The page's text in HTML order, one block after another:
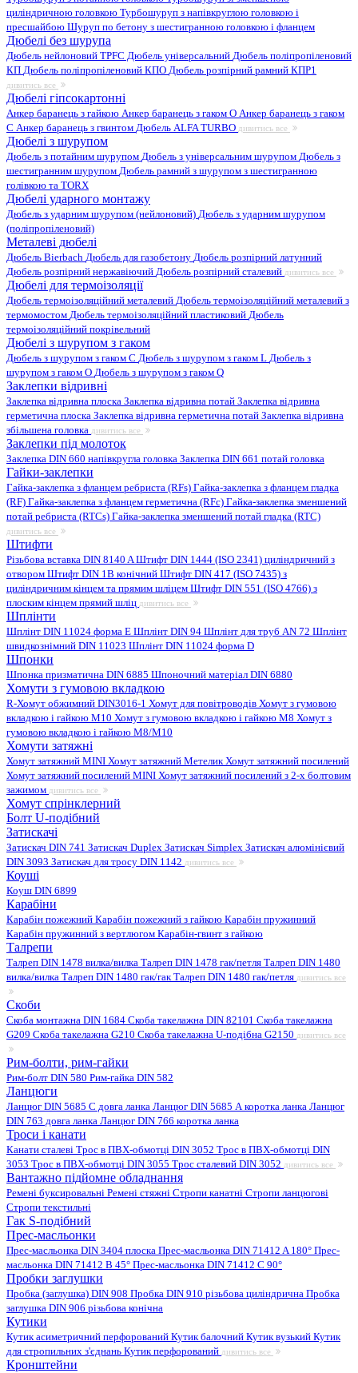
циліндричною головкою Турбошуруп з напівкруглою головкою і
пресшайбою Шуруп по бетону з шестигранною головкою і фланцем
Дюбелі без шурупа
Дюбель нейлоновий TPFC Дюбель універсальний Дюбель поліпропіленовий
КП Дюбель поліпропіленовий КПО Дюбель розпірний рамний КПР1
дивитись все
Дюбелі гіпсокартонні
Анкер баранець з гайкою Анкер баранець з гаком O Анкер баранець з гаком
С Анкер баранець з гвинтом Дюбель ALFA TURBO дивитись все
Дюбелі з шурупом
Дюбель з потайним шурупом Дюбель з універсальним шурупом Дюбель з
шестигранним шурупом Дюбель рамний з шурупом з шестигранною
голівкою та TORX
Дюбелі ударного монтажу
Дюбель з ударним шурупом (нейлоновий) Дюбель з ударним шурупом
(поліпропіленовий)
Металеві дюбелі
Дюбель Bierbach Дюбель для газобетону Дюбель розпірний латунний
Дюбель розпірний нержавіючий Дюбель розпірний сталевий дивитись все
Дюбелі для термоізоляції
Дюбель термоізоляційний металевий Дюбель термоізоляційний металевий з
термомостом Дюбель термоізоляційний пластиковий Дюбель
термоізоляційний покрівельний
Дюбелі з шурупом з гаком
Дюбель з шурупом з гаком C Дюбель з шурупом з гаком L Дюбель з
шурупом з гаком O Дюбель з шурупом з гаком Q
Заклепки відривні
Заклепка відривна плоска Заклепка відривна потай Заклепка відривна
герметична плоска Заклепка відривна герметична потай Заклепка відривна
збільшена головка дивитись все
Заклепки під молоток
Заклепка DIN 660 напівкругла головка Заклепка DIN 661 потай головка
Гайки-заклепки
Гайка-заклепка з фланцем ребриста (RFs) Гайка-заклепка з фланцем гладка
(RF) Гайка-заклепка з фланцем герметична (RFc) Гайка-заклепка зменшений
потай ребриста (RTCs) Гайка-заклепка зменшений потай гладка (RTC)
дивитись все
Штифти
Різьбова вставка DIN 8140 AШтифт DIN 1444 (ISO 2341) циліндричний з
отвором Штифт DIN 1B конічний Штифт DIN 417 (ISO 7435) з
циліндричним кінцем та прямим шліцем Штифт DIN 551 (ISO 4766) з
плоским кінцем прямий шліц дивитись все
Шплінти
Шплінт DIN 11024 форма E Шплінт DIN 94 Шплінт для труб AN 72 Шплінт
швидкознімний DIN 11023 Шплінт DIN 11024 форма D
Шпонки
Шпонка призматична DIN 6885 Шпоночний матеріал DIN 6880
Хомути з гумовою вкладкою
R-Хомут обжимний DIN3016-1 Хомут для повітроводів Хомут з гумовою
вкладкою і гайкою M10 Хомут з гумовою вкладкою і гайкою M8 Хомут з
гумовою вкладкою і гайкою М8/M10
Хомути затяжні
Хомут затяжний MINI Хомут затяжний МетеликХомут затяжний посилений
Хомут затяжний посилений MINI Хомут затяжний посилений з 2-х болтовим
зажимом дивитись все
Хомут спрінклерний
Болт U-подібний
Затискачі
Затискач DIN 741 Затискач Duplex Затискач Simplex Затискач алюмінієвий
DIN 3093 Затискач для тросу DIN 1142 дивитись все
Коуші
Коуш DIN 6899
Карабіни
Карабін пожежний Карабін пожежний з гайкою Карабін пружинний
Карабін пружинний з вертлюгом Карабін-гвинт з гайкою
Талрепи
Талреп DIN 1478 вилка/вилка Талреп DIN 1478 гак/петля Талреп DIN 1480
вилка/вилка Талреп DIN 1480 гак/гакТалреп DIN 1480 гак/петля дивитись все
Скоби
Скоба монтажна DIN 1684 Скоба такелажна DIN 82101 Скоба такелажна
G209 Скоба такелажна G210 Скоба такелажна U-подібна G2150 дивитись все
Рим-болти, рим-гайки
Рим-болт DIN 580 Рим-гайка DIN 582
Ланцюги
Ланцюг DIN 5685 C довга ланка Ланцюг DIN 5685 А коротка ланка Ланцюг
DIN 763 довга ланка Ланцюг DIN 766 коротка ланка
Троси і канати
Канати сталеві Трос в ПВХ-обмотці DIN 3052 Трос в ПВХ-обмотці DIN
3053 Трос в ПВХ-обмотці DIN 3055 Трос сталевий DIN 3052 дивитись все
Вантажно підйомне обладнання
Ремені буксировальні Ремені стяжні Стропи канатні Стропи ланцюгові
Стропи текстильні
Гак S-подібний
Прес-масльонки
Прес-масльонка DIN 3404 плоска Прес-масльонка DIN 71412 A 180° Прес-
масльонка DIN 71412 B 45° Прес-масльонка DIN 71412 C 90°
Пробки заглушки
Пробка (заглушка) DIN 908 Пробка DIN 910 різьбова циліндрична Пробка
заглушка DIN 906 різьбова конічна
Кутики
Кутик асиметричний перфорований Кутик балочний Кутик вузький Кутик
для стропильних з'єднань Кутик перфорований дивитись все
Кронштейни